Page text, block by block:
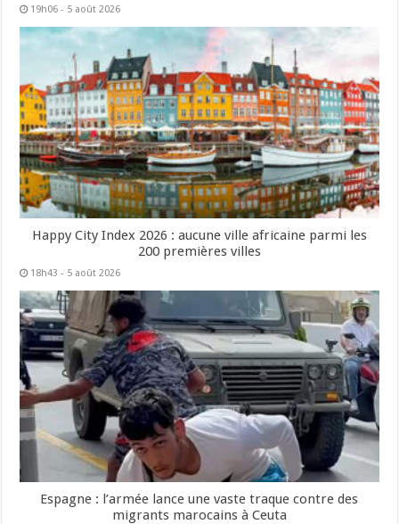
19h06 - 5 août 2026
Happy City Index 2026 : aucune ville africaine parmi les
200 premières villes
18h43 - 5 août 2026
Espagne : l’armée lance une vaste traque contre des
migrants marocains à Ceuta